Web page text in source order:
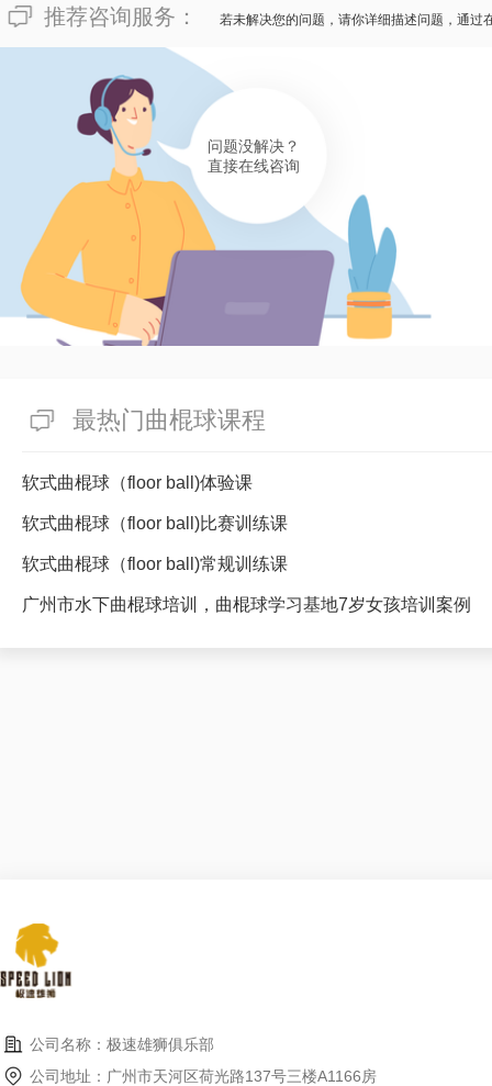
推荐咨询服务： 若未解决您的问题，请你详细描述问题，通过
问题没解决？
直接在线咨询
最热门曲棍球课程
软式曲棍球（floor ball)体验课
软式曲棍球（floor ball)比赛训练课
软式曲棍球（floor ball)常规训练课
广州市水下曲棍球培训，曲棍球学习基地7岁女孩培训案例
公司名称：极速雄狮俱乐部
公司地址：广州市天河区荷光路137号三楼A1166房